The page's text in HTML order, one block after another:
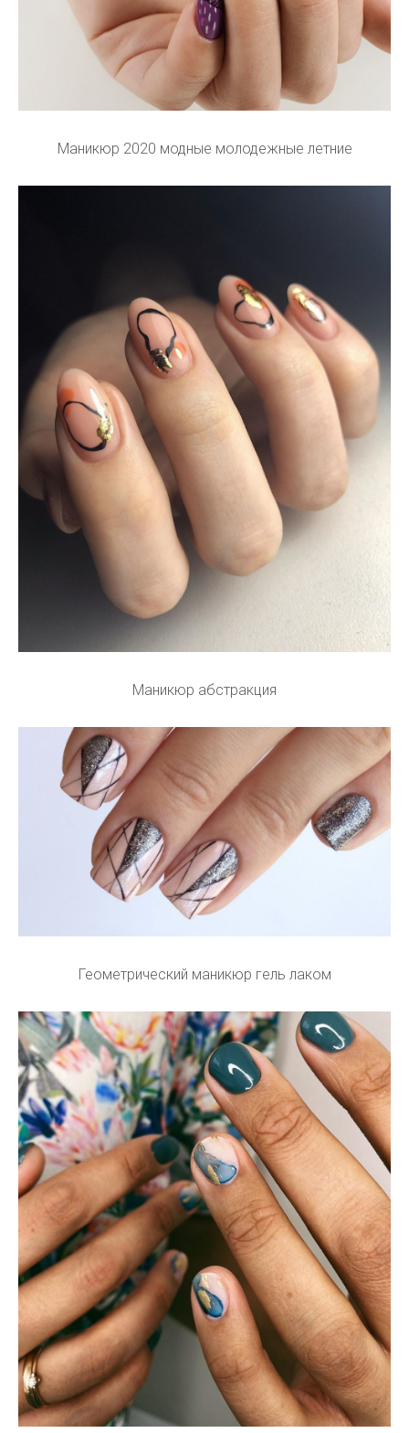
Маникюр 2020 модные молодежные летние
Маникюр абстракция
Геометрический маникюр гель лаком